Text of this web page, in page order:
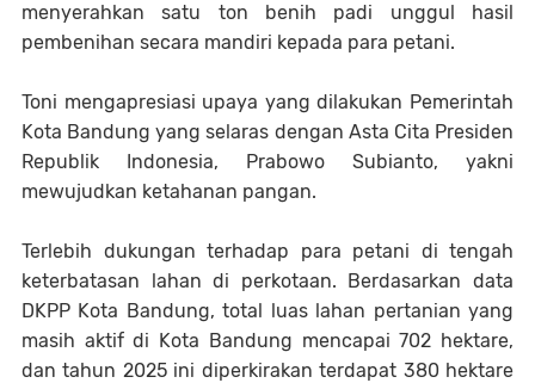
menyerahkan satu ton benih padi unggul hasil
pembenihan secara mandiri kepada para petani.
Toni mengapresiasi upaya yang dilakukan Pemerintah
Kota Bandung yang selaras dengan Asta Cita Presiden
Republik Indonesia, Prabowo Subianto, yakni
mewujudkan ketahanan pangan.
Terlebih dukungan terhadap para petani di tengah
keterbatasan lahan di perkotaan. Berdasarkan data
DKPP Kota Bandung, total luas lahan pertanian yang
masih aktif di Kota Bandung mencapai 702 hektare,
dan tahun 2025 ini diperkirakan terdapat 380 hektare